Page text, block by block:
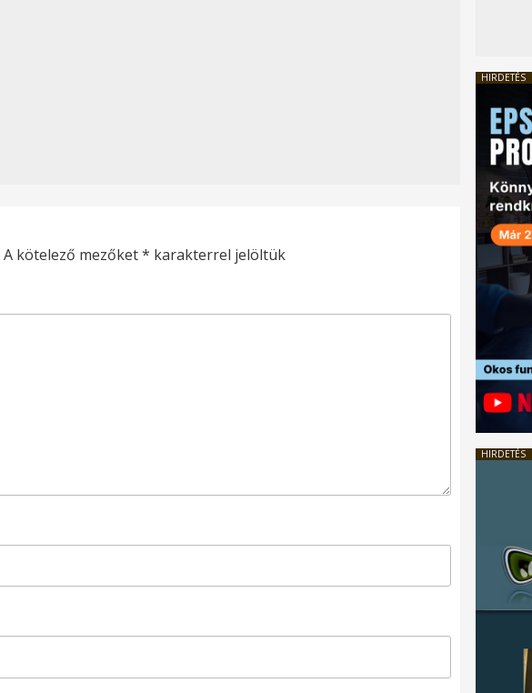
A kötelező mezőket* karakterrel jelöltük
HIRDETÉS
HIRDETÉS